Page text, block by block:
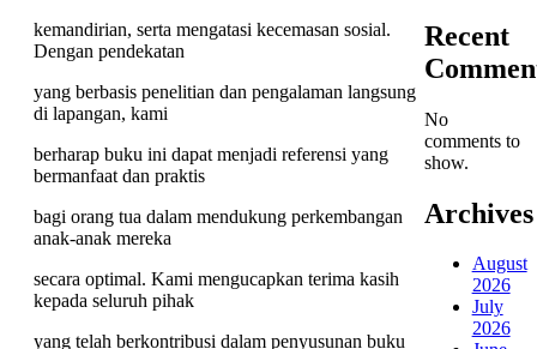
kemandirian, serta mengatasi kecemasan sosial.
Dengan pendekatan
yang berbasis penelitian dan pengalaman langsung
di lapangan, kami
berharap buku ini dapat menjadi referensi yang
bermanfaat dan praktis
bagi orang tua dalam mendukung perkembangan
anak-anak mereka
secara optimal. Kami mengucapkan terima kasih
kepada seluruh pihak
yang telah berkontribusi dalam penyusunan buku
Recent
No
comments to
show.
Archives
August
2026
July
2026